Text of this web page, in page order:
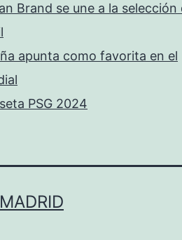
Brand se une a la selección
apunta como favorita en el
PSG 2024